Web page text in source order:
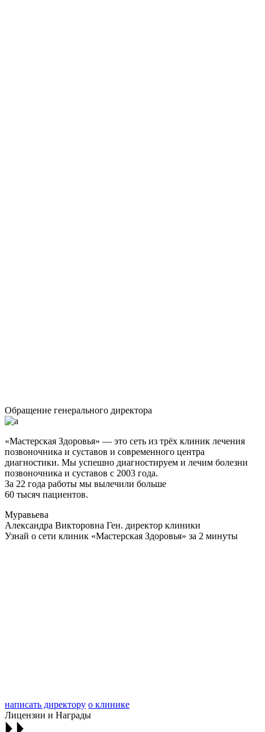
Обращение генерального директора
«Мастерская Здоровья» — это сеть из трёх клиник лечения
позвоночника и суставов и современного центра
диагностики. Мы успешно диагностируем и лечим болезни
позвоночника и суставов с 2003 года.
За 22 года работы мы вылечили больше
60 тысяч пациентов.
Муравьева
Александра Викторовна Ген. директор клиники
Узнай о сети клиник «Мастерская Здоровья» за 2 минуты
написать директору о клинике
Лицензии и Награды